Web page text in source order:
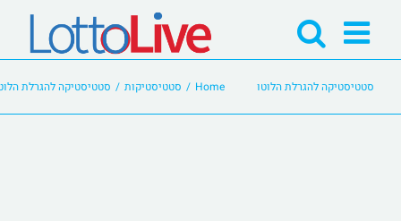
content
סטטיסטיקה להגרלת הלוטו Home
/ סטטיסטיקות / סטטיסטיקה להגרלת